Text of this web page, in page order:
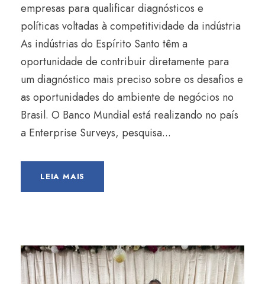
empresas para qualificar diagnósticos e
políticas voltadas à competitividade da indústria
As indústrias do Espírito Santo têm a
oportunidade de contribuir diretamente para
um diagnóstico mais preciso sobre os desafios e
as oportunidades do ambiente de negócios no
Brasil. O Banco Mundial está realizando no país
a Enterprise Surveys, pesquisa...
LEIA MAIS